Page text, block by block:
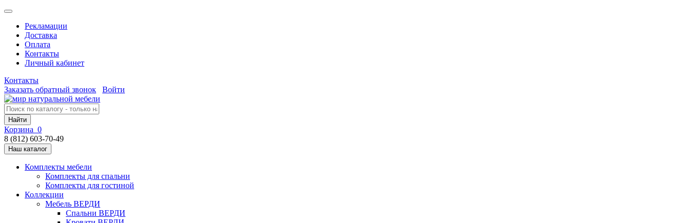
Рекламации
Доставка
Оплата
Контакты
Личный кабинет
Контакты
Заказать обратный звонок
Войти
Найти
Корзина 0
8 (812) 603-70-49
Наш каталог
Комплекты мебели
Комплекты для спальни
Комплекты для гостиной
Коллекции
Мебель ВЕРДИ
Спальни ВЕРДИ